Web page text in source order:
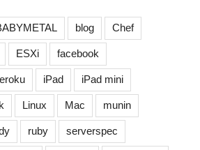
blog Chef
ESXi facebook
iPad iPad mini
Linux Mac munin
ruby serverspec